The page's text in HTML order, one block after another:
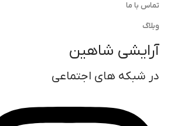
تماس با ما
وبلاگ
آرایشی شاهین
در شبکه های اجتماعی